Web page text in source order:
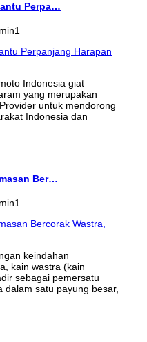
Perpa…
Indonesia giat
yang merupakan
untuk mendorong
Indonesia dan
Ber…
keindahan
kain wastra (kain
sebagai pemersatu
satu payung besar,